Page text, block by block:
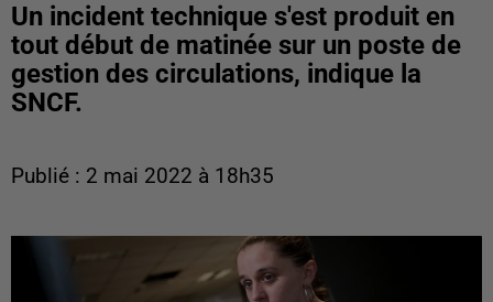
Un incident technique s'est produit en
tout début de matinée sur un poste de
gestion des circulations, indique la
SNCF.
Publié : 2 mai 2022 à 18h35